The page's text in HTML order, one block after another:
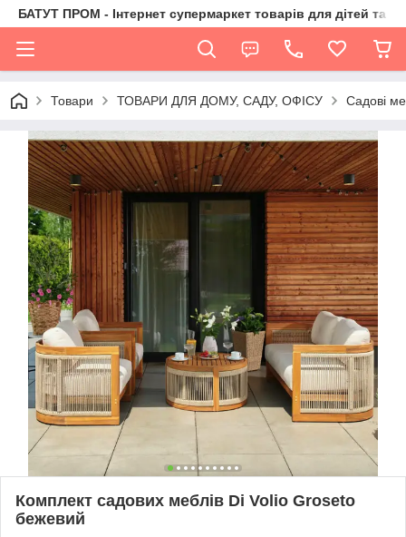
БАТУТ ПРОМ - Інтернет супермаркет товарів для дітей та їх
Товари ТОВАРИ ДЛЯ ДОМУ, САДУ, ОФІСУ Садові
Комплект садових меблів Di Volio Groseto
бежевий